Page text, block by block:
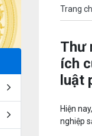
Trang
Thư
ích
luật
Hiện
nghiệp